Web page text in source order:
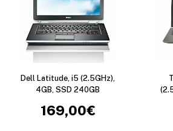
Dell Latitude, i5 (2.5GHz),
4GB, SSD 240GB
169,00€